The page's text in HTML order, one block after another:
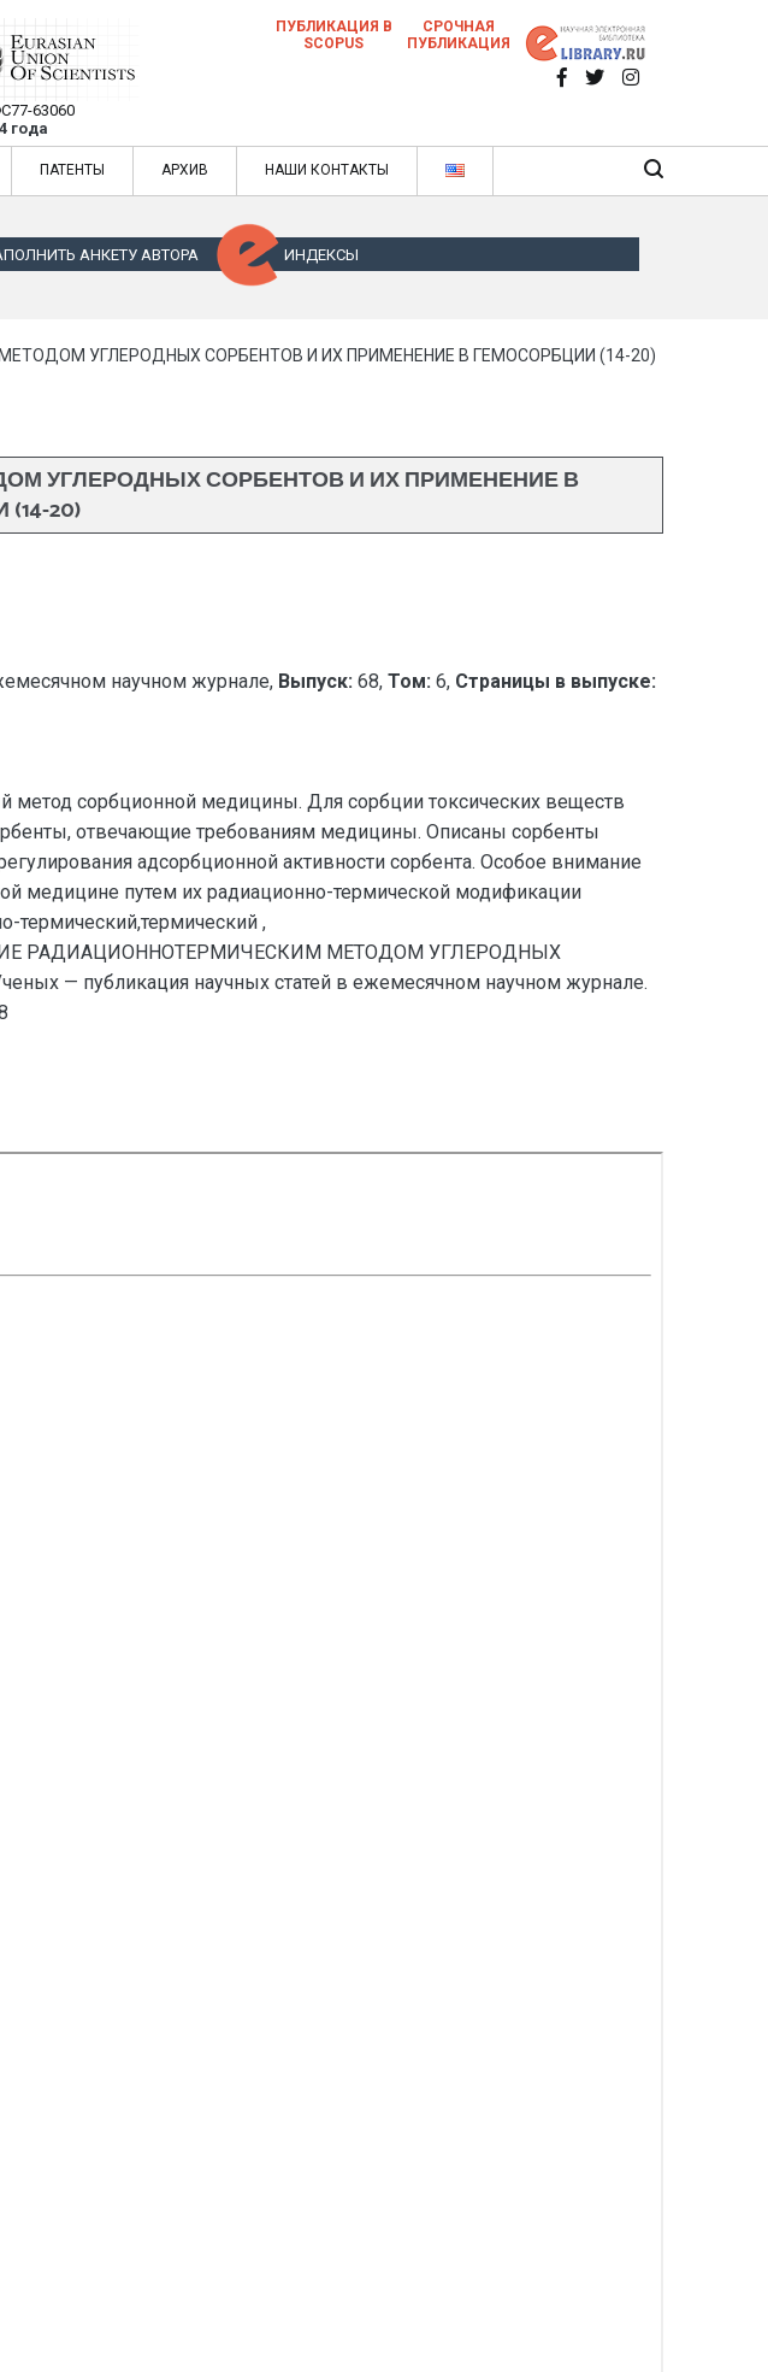
— публикация научных статей в ежемесячном научном
журнале
63060
года
статей в ежемесячном научном журнале
ПУБЛИКАЦИЯ В
SCOPUS
СРОЧНАЯ
ПУБЛИКАЦИЯ
ПАТЕНТЫ АРХИВ НАШИ КОНТАКТЫ
АНКЕТУ АВТОРА ИНДЕКСЫ
УГЛЕРОДНЫХ СОРБЕНТОВ И ИХ ПРИМЕНЕНИЕ В ГЕМОСОРБЦИИ (14-20)
УГЛЕРОДНЫХ СОРБЕНТОВ И ИХ ПРИМЕНЕНИЕ В
20)
научном журнале, Выпуск: 68, Том: 6, Страницы в выпуске:
метод сорбционной медицины. Для сорбции токсических веществ
отвечающие требованиям медицины. Описаны сорбенты
адсорбционной активности сорбента. Особое внимание
медицине путем их радиационно-термической модификации
термический,термический ,
РАДИАЦИОННОТЕРМИЧЕСКИМ МЕТОДОМ УГЛЕРОДНЫХ
— публикация научных статей в ежемесячном научном журнале.